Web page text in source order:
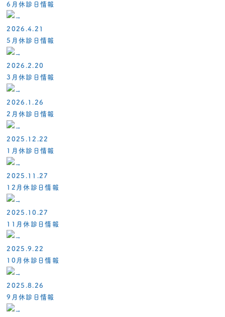
6月休診日情報
2026.4.21
5月休診日情報
2026.2.20
3月休診日情報
2026.1.26
2月休診日情報
2025.12.22
1月休診日情報
2025.11.27
12月休診日情報
2025.10.27
11月休診日情報
2025.9.22
10月休診日情報
2025.8.26
9月休診日情報